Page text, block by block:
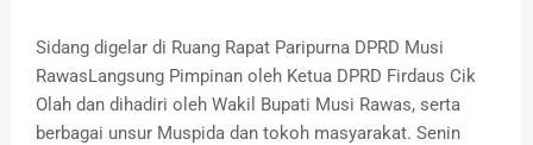
Sidang digelar di Ruang Rapat Paripurna DPRD Musi
RawasLangsung Pimpinan oleh Ketua DPRD Firdaus Cik
Olah dan dihadiri oleh Wakil Bupati Musi Rawas, serta
berbagai unsur Muspida dan tokoh masyarakat. Senin